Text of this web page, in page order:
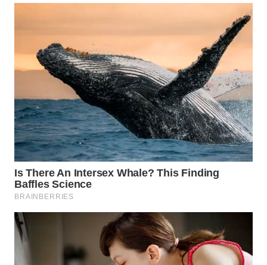
WN
KUNINGAN
WN
MAJALENGKA
WN
SUBANG
WN
SUKABUMI
PURWAKARTA